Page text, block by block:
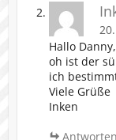
Hallo Danny,
oh ist der
ich
Viele Grüße
Inken
Antworten